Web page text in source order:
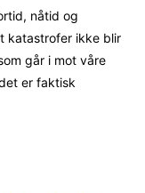
nåtid og
katastrofer ikke blir
går i mot våre
er faktisk